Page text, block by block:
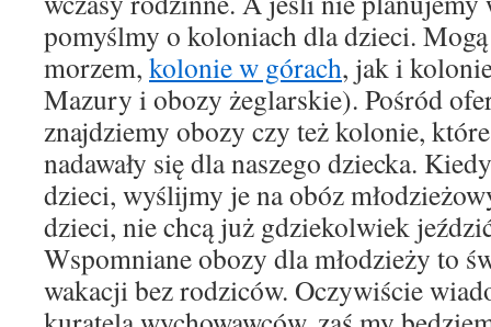
pomyślmy o koloniach dla dzieci.
morzem, kolonie w górach, jak i
Mazury i obozy żeglarskie). Pośród
znajdziemy obozy czy też kolonie,
nadawały się dla naszego dziecka.
dzieci, wyślijmy je na obóz
dzieci, nie chcą już gdziekolwiek
Wspomniane obozy dla młodzieży to
wakacji bez rodziców. Oczywiście